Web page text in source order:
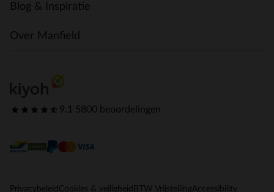
Blog & Inspiratie
Over Manfield
9.1 5800 beoordelingen
Privacybeleid Cookies & veiligheid BTW VrijstellingAccessibility